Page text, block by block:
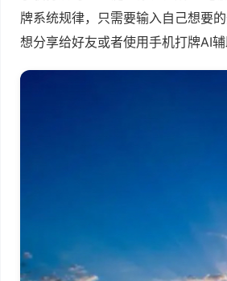
牌系统规律，只需要输入自己想要
想分享给好友或者使用手机打牌AI辅